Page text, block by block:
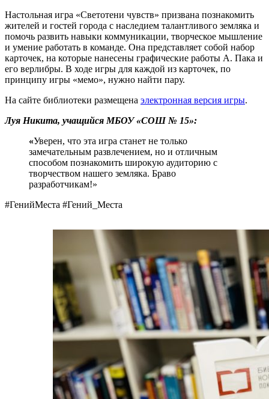
Настольная игра «Светотени чувств» призвана познакомить
жителей и гостей города с наследием талантливого земляка и
помочь развить навыки коммуникации, творческое мышление
и умение работать в команде. Она представляет собой набор
карточек, на которые нанесены графические работы А. Пака и
его верлибры. В ходе игры для каждой из карточек, по
принципу игры «мемо», нужно найти пару.
На сайте библиотеки размещена электронная версия игры.
Луя Никита, учащийся МБОУ «СОШ № 15»:
«Уверен, что эта игра станет не только
замечательным развлечением, но и отличным
способом познакомить широкую аудиторию с
творчеством нашего земляка. Браво
разработчикам!»
#ГенийМеста #Гений_Места